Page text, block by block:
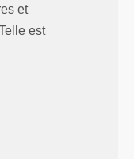
et
est